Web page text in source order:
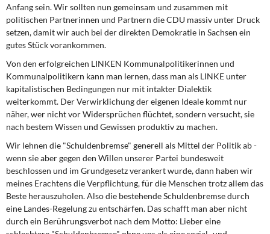
Anfang sein. Wir sollten nun gemeinsam und zusammen mit
politischen Partnerinnen und Partnern die CDU massiv unter Druck
setzen, damit wir auch bei der direkten Demokratie in Sachsen ein
gutes Stück vorankommen.
Von den erfolgreichen LINKEN Kommunalpolitikerinnen und
Kommunalpolitikern kann man lernen, dass man als LINKE unter
kapitalistischen Bedingungen nur mit intakter Dialektik
weiterkommt. Der Verwirklichung der eigenen Ideale kommt nur
näher, wer nicht vor Widersprüchen flüchtet, sondern versucht, sie
nach bestem Wissen und Gewissen produktiv zu machen.
Wir lehnen die "Schuldenbremse" generell als Mittel der Politik ab -
wenn sie aber gegen den Willen unserer Partei bundesweit
beschlossen und im Grundgesetz verankert wurde, dann haben wir
meines Erachtens die Verpflichtung, für die Menschen trotz allem das
Beste herauszuholen. Also die bestehende Schuldenbremse durch
eine Landes-Regelung zu entschärfen. Das schafft man aber nicht
durch ein Berührungsverbot nach dem Motto: Lieber eine